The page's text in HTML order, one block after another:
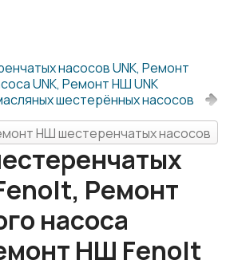
насосов UNK, Ремонт
UNK, Ремонт НШ UNK
шестерённых насосов
НШ шестеренчатых насосов
Ремонт
насоса
НШ Fenolt